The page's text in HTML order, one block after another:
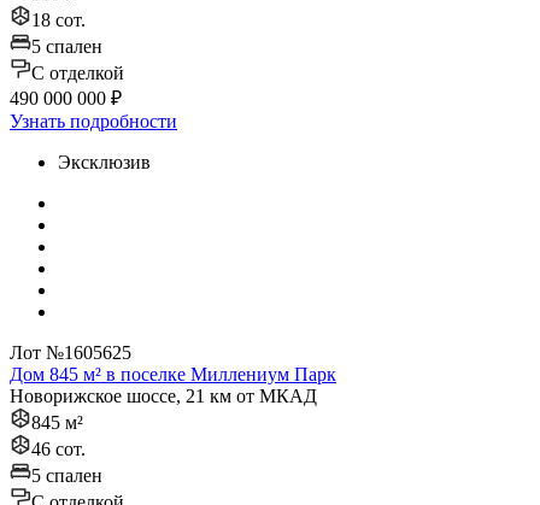
18 сот.
5 спален
C отделкой
490 000 000 ₽
Узнать подробности
Эксклюзив
Лот №1605625
Дом 845 м² в поселке Миллениум Парк
Новорижское шоссе, 21 км от МКАД
845 м²
46 сот.
5 спален